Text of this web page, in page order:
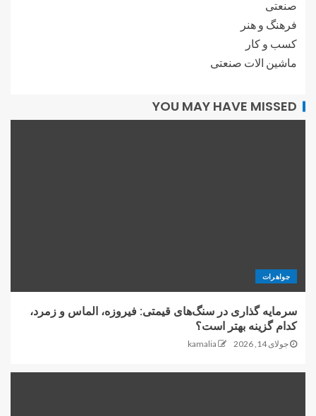
صنعتی
فرهنگ و هنر
کسب و کار
ماشین الات صنعتی
YOU MAY HAVE MISSED
جواهرات
سرمایه گذاری در سنگ‌های قیمتی: فیروزه، الماس و زمرد،
کدام گزینه بهتر است؟
جولای 14, 2026 kamalia